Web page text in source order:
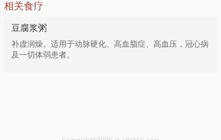
相关食疗
豆腐浆粥
补虚润燥。适用于动脉硬化、高血脂症、高血压，冠心病
及一切体弱患者。